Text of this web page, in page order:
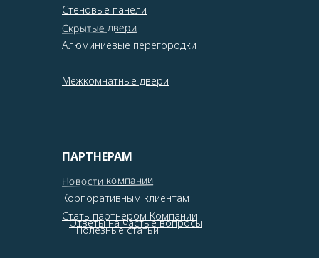
Стеновые панели
Скрытые двери
Алюминиевые перегородки
Межкомнатные двери
ПАРТНЕРАМ
Новости компании
Корпоративным клиентам
Полезные статьи
Ответы на частые вопросы
Стать партнером Компании